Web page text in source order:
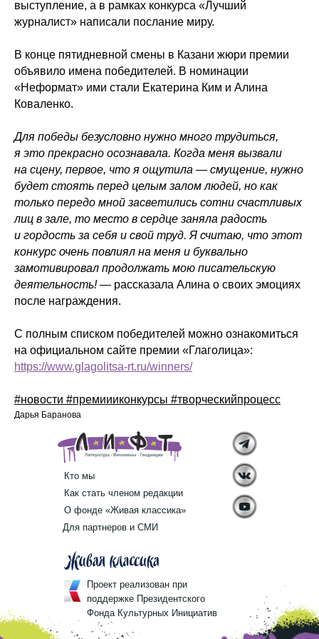
выступление, а в рамках конкурса «Лучший
журналист» написали послание миру.
В конце пятидневной смены в Казани жюри премии
объявило имена победителей. В номинации
«Неформат» ими стали Екатерина Ким и Алина
Коваленко.
Для победы безусловно нужно много трудиться,
я это прекрасно осознавала. Когда меня вызвали
на сцену, первое, что я ощутила — смущение, нужно
будет стоять перед целым залом людей, но как
только передо мной засветились сотни счастливых
лиц в зале, то место в сердце заняла радость
и гордость за себя и свой труд. Я считаю, что этот
конкурс очень повлиял на меня и буквально
замотивировал продолжать мою писательскую
деятельность!— рассказала Алина о своих эмоциях
после награждения.
С полным списком победителей можно ознакомиться
на официальном сайте премии «Глаголица»:
https://www.glagolitsa-rt.ru/winners/
#новости #премиииконкурсы #творческийпроцесс
Дарья Баранова
Проект реализован при
поддержке Президентского
Фонда Культурных Инициатив
Кто мы
Как стать членом редакции
О фонде «Живая классика»
Для партнеров и СМИ